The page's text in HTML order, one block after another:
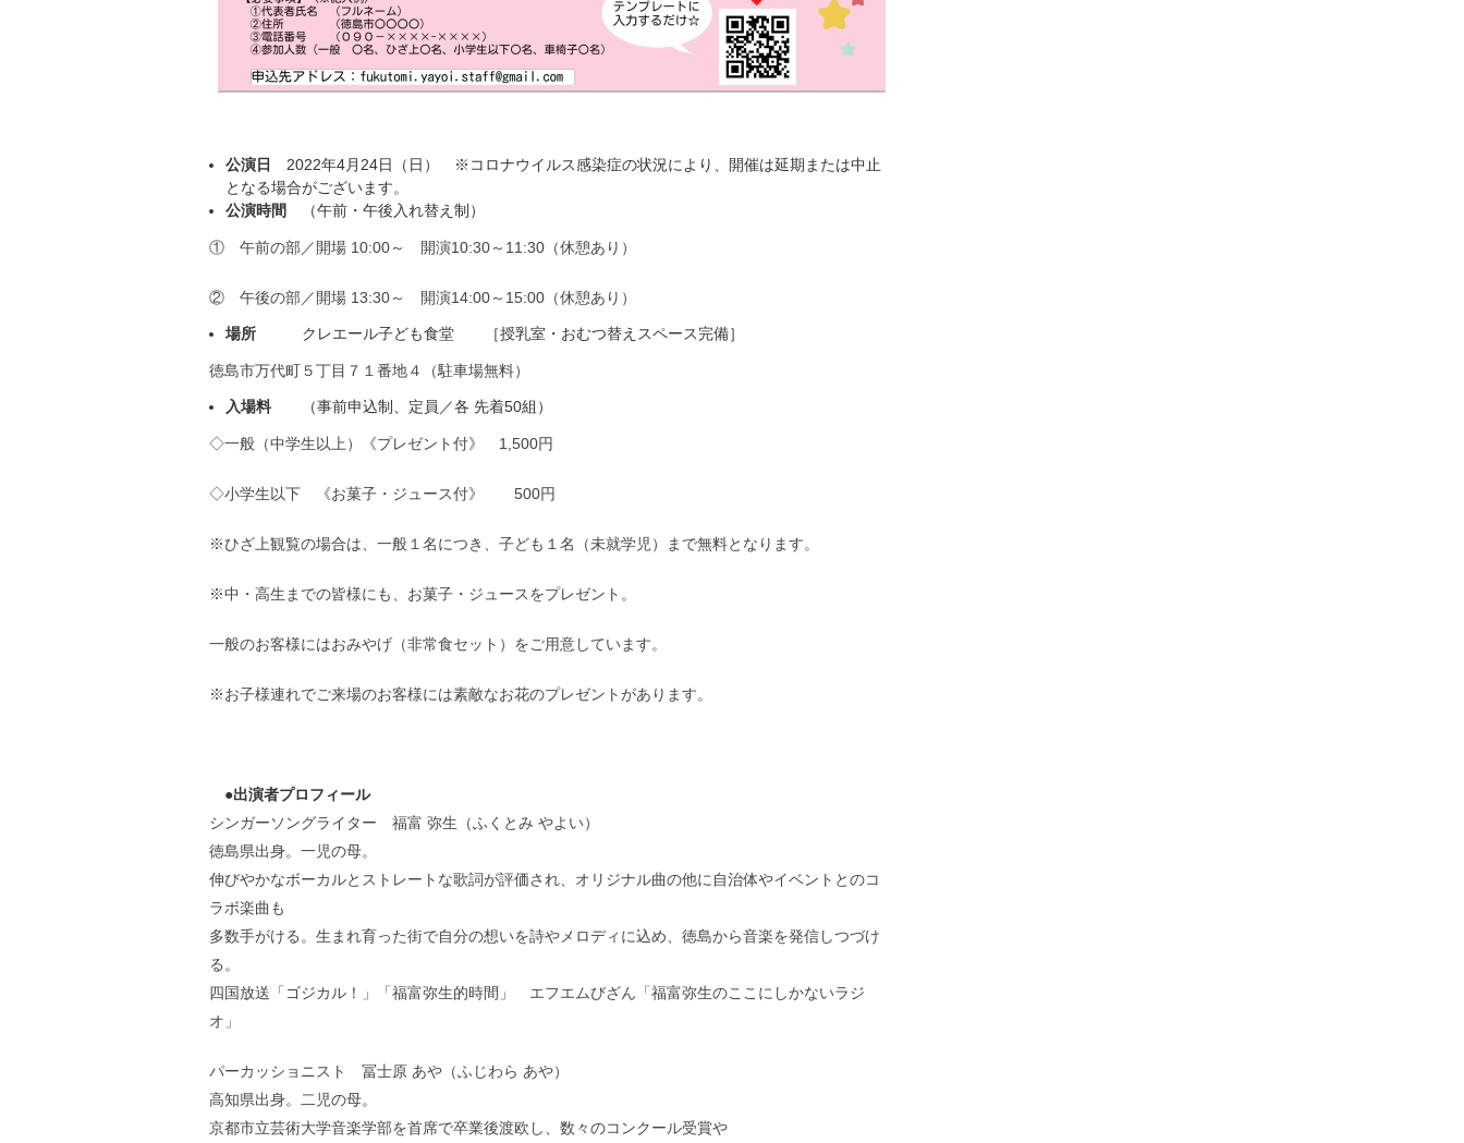
公演日
2022年4月24日（日） ※コロナウイルス感染症の状況により、開催は延期または中止
となる場合がございます。
公演時間
（午前・午後入れ替え制）
① 午前の部／開場 10:00～ 開演10:30～11:30（休憩あり）
② 午後の部／開場 13:30～ 開演14:00～15:00（休憩あり）
場所 クレエール子ども食堂 ［授乳室・おむつ替えスペース完備］
徳島市万代町５丁目７１番地４（駐車場無料）
入場料 （事前申込制、定員／各 先着50組）
◇一般（中学生以上）《プレゼント付》 1,500円
◇小学生以下 《お菓子・ジュース付》 500円
※ひざ上観覧の場合は、一般１名につき、子ども１名（未就学児）まで無料となります。
※中・高生までの皆様にも、お菓子・ジュースをプレゼント。
一般のお客様にはおみやげ（非常食セット）をご用意しています。
※お子様連れでご来場のお客様には素敵なお花のプレゼントがあります。
●出演者プロフィール
シンガーソングライター 福富 弥生（ふくとみ やよい）
徳島県出身。一児の母。
伸びやかなボーカルとストレートな歌詞が評価され、オリジナル曲の他に自治体やイベントとのコ
ラボ楽曲も
多数手がける。生まれ育った街で自分の想いを詩やメロディに込め、徳島から音楽を発信しつづけ
る。
四国放送「ゴジカル！」「福富弥生的時間」 エフエムびざん「福富弥生のここにしかないラジ
オ」
パーカッショニスト 冨士原 あや（ふじわら あや）
高知県出身。二児の母。
京都市立芸術大学音楽学部を首席で卒業後渡欧し、数々のコンクール受賞や